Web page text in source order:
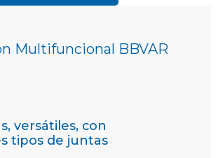
Multifuncional BBVAR
versátiles, con
tipos de juntas